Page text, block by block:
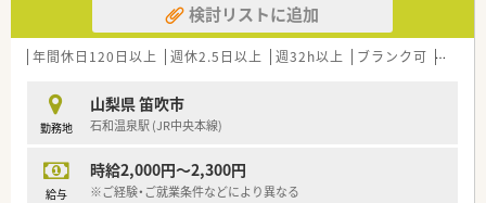
検討リストに追加
年間休日120日以上 週休2.5日以上 週32h以上 ブランク可 残業
勤務地
山梨県 笛吹市
石和温泉駅 (JR中央本線)
給与
時給2,000円～2,300円
※ご経験・ご就業条件などにより異なる